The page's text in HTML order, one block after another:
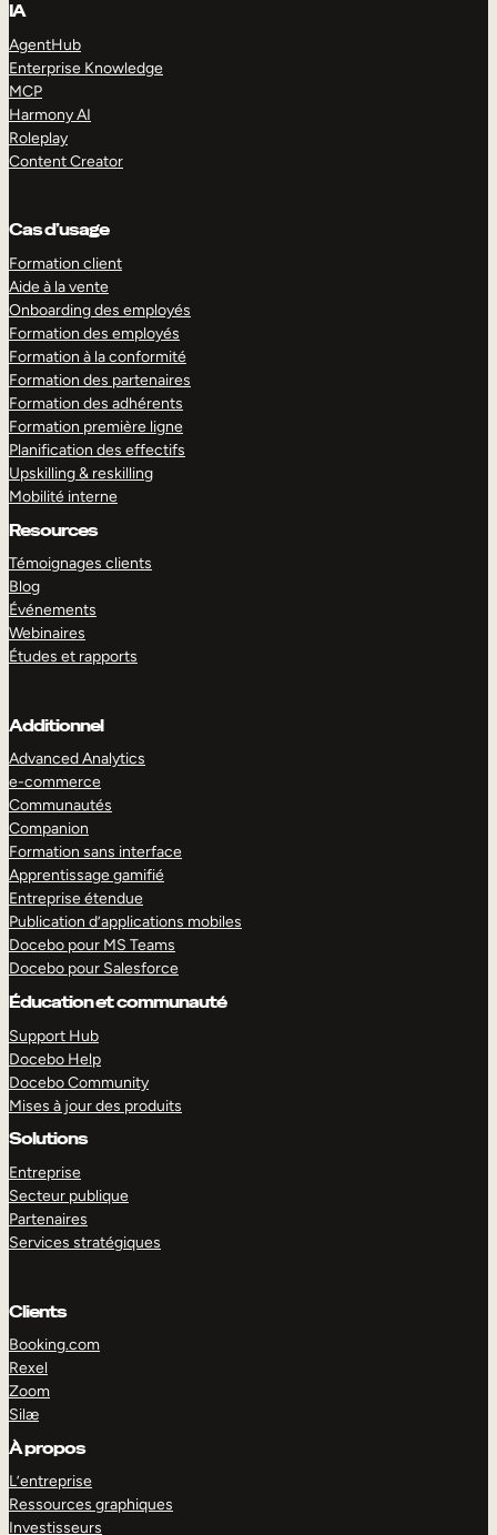
IA
AgentHub
Enterprise Knowledge
MCP
Harmony AI
Roleplay
Content Creator
Cas d’usage
Formation client
Aide à la vente
Onboarding des employés
Formation des employés
Formation à la conformité
Formation des partenaires
Formation des adhérents
Formation première ligne
Planification des effectifs
Upskilling & reskilling
Mobilité interne
Resources
Témoignages clients
Blog
Événements
Webinaires
Études et rapports
Additionnel
Advanced Analytics
e-commerce
Communautés
Companion
Formation sans interface
Apprentissage gamifié
Entreprise étendue
Publication d’applications mobiles
Docebo pour MS Teams
Docebo pour Salesforce
Éducation et communauté
Support Hub
Docebo Help
Docebo Community
Mises à jour des produits
Solutions
Entreprise
Secteur publique
Partenaires
Services stratégiques
Clients
Booking.com
Rexel
Zoom
Silæ
À propos
L’entreprise
Ressources graphiques
Investisseurs